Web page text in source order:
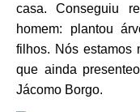
casa. Conseguiu
homem: plantou
filhos. Nós estamos
que ainda
Jácomo Borgo.